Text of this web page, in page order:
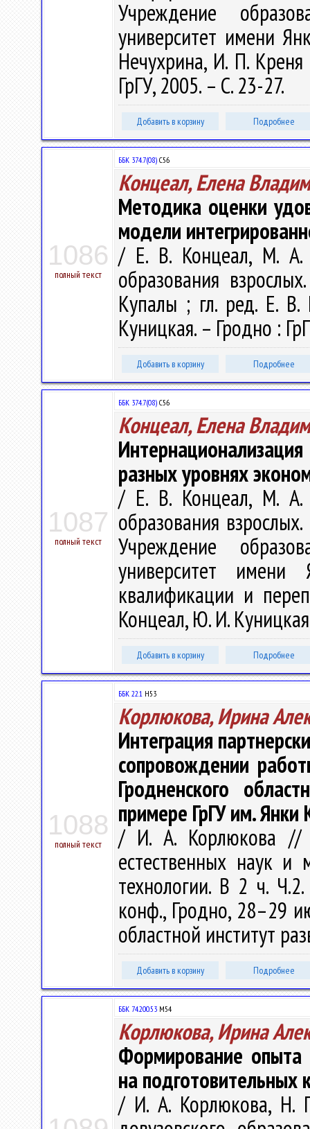
Учреждение
университет имени
Нечухрина, И. П.
ГрГУ, 2005. – С. 23-27.
Добавить в корзину Подробнее
1086
полный текст
ББК 374.7(08) С56
Концеал, Елена
Методика оценки
модели
/ Е. В. Концеал, М. А.
образования
Купалы ; гл. ред. Е.
Куницкая. – Гродно :
Добавить в корзину Подробнее
1087
полный текст
ББК 374.7(08) С56
Концеал, Елена
разных уровнях
/ Е. В. Концеал, М. А.
образования
Учреждение
университет имени
квалификации и
Концеал, Ю. И.
Добавить в корзину Подробнее
1088
полный текст
ББК 22.1 Н53
Корлюкова, Ирина
Интеграция
сопровождении
Гродненского
примере ГрГУ им. Янки
/ И. А. Корлюкова //
естественных наук и
технологии. В 2 ч.
конф., Гродно, 28–29
областной институт
Добавить в корзину Подробнее
ББК 74.200.53 М54
Корлюкова, Ирина
Формирование опыта
на подготовительных
/ И. А. Корлюкова, Н.